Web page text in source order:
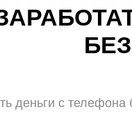
деньги с